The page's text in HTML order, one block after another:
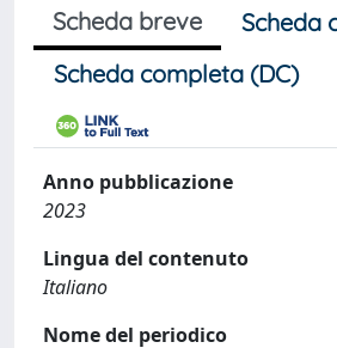
Scheda breve
Scheda
Scheda completa (DC)
Anno pubblicazione
2023
Lingua del contenuto
Italiano
Nome del periodico